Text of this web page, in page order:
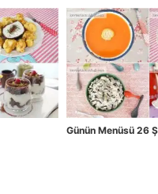
Günün Menüsü 26